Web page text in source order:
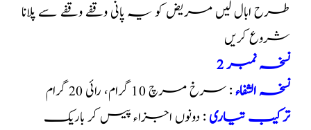
طرح ابال لیں مریض کو یہ پانی وقفے وقفے سے پلانا
شروع کریں
نسخہ نمبر 2
نسخہ الشفاء: سرخ مرچ 10 گرام، رائی 20 گرام
ترکیب تیاری: دونوں اجزاء پیس کر باریک